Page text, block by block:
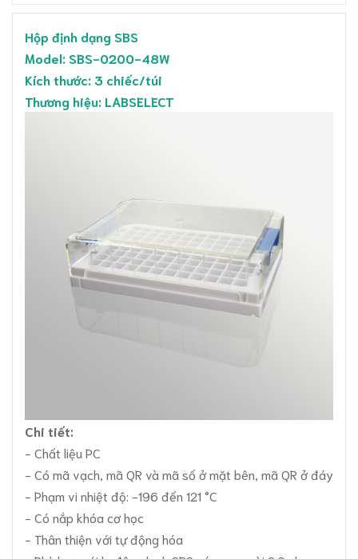
Hộp định dạng SBS
Model: SBS-0200-48W
Kích thước: 3 chiếc/túi
Thương hiệu: LABSELECT
Chi tiết:
- Chất liệu PC
- Có mã vạch, mã QR và mã số ở mặt bên, mã QR ở đáy
- Phạm vi nhiệt độ: -196 đến 121 °C
- Có nắp khóa cơ học
- Thân thiện với tự động hóa